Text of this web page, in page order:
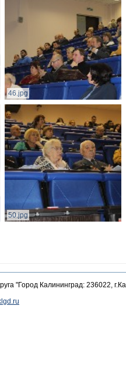
46.jpg
50.jpg
"Город Калининград: 236022,